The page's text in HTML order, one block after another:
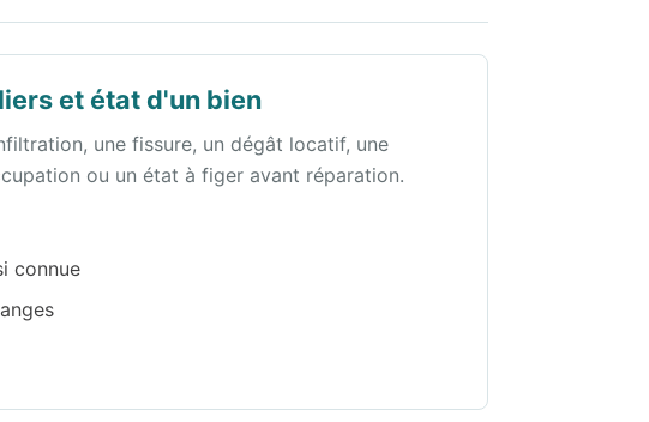
et état d'un bien
une fissure, un dégât locatif, une
ou un état à figer avant réparation.
connue